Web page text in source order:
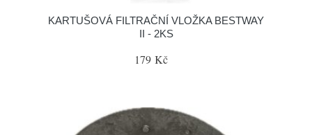
KARTUŠOVÁ FILTRAČNÍ VLOŽKA BESTWAY
II - 2KS
179 Kč